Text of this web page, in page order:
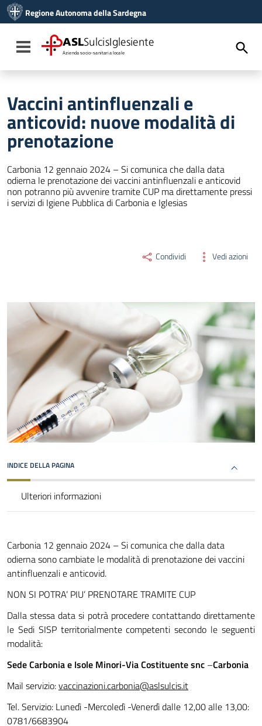
Vai al menu di navigazione
Vai al footer
Regione Autonoma della Sardegna
Toggle navigation
ASLSulcisIglesiente
Azienda socio-sanitaria locale
Vaccini antinfluenzali e
anticovid: nuove modalità di
prenotazione
Carbonia 12 gennaio 2024 – Si comunica che dalla data
odierna le prenotazione dei vaccini antinfluenzali e anticovid
non potranno più avvenire tramite CUP ma direttamente pressi
i servizi di Igiene Pubblica di Carbonia e Iglesias
Condividi Vedi azioni
INDICE DELLA PAGINA
Ulteriori informazioni
Carbonia 12 gennaio 2024 – Si comunica che dalla data
odierna sono cambiate le modalità di prenotazione dei vaccini
antinfluenzali e anticovid.
NON SI POTRA’ PIU’ PRENOTARE TRAMITE CUP
Dalla stessa data si potrà procedere contattando direttamente
le Sedi SISP territorialmente competenti secondo leseguenti
modalità:
Sede Carbonia e Isole Minori-Via Costituente snc –Carbonia
Mail servizio:vaccinazioni.carbonia@aslsulcis.it
Tel. Servizio: Lunedì -Mercoledì -Venerdì dalle 12,00 alle 13,00:
0781/6683904